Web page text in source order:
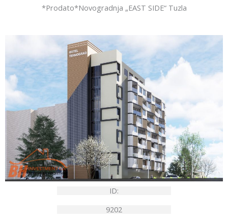
*Prodato*Novogradnja „EAST SIDE“ Tuzla
ID:
9202